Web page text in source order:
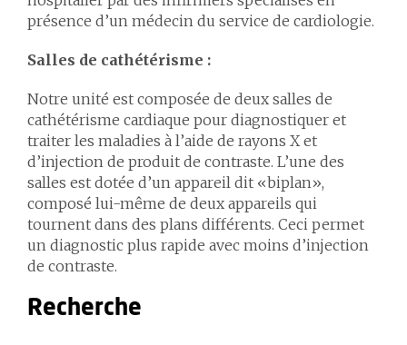
présence d’un médecin du service de cardiologie.
Salles de cathétérisme :
Notre unité est composée de deux salles de
cathétérisme cardiaque pour diagnostiquer et
traiter les maladies à l’aide de rayons X et
d’injection de produit de contraste. L’une des
salles est dotée d’un appareil dit «biplan»,
composé lui-même de deux appareils qui
tournent dans des plans différents. Ceci permet
un diagnostic plus rapide avec moins d’injection
de contraste.
Recherche